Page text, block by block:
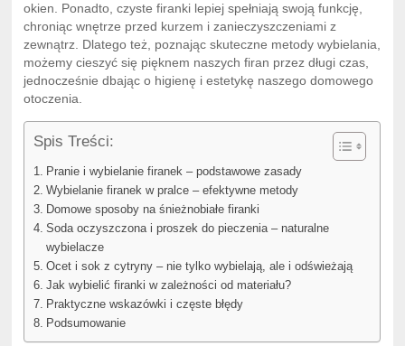
okien. Ponadto, czyste firanki lepiej spełniają swoją funkcję,
chroniąc wnętrze przed kurzem i zanieczyszczeniami z
zewnątrz. Dlatego też, poznając skuteczne metody wybielania,
możemy cieszyć się pięknem naszych firan przez długi czas,
jednocześnie dbając o higienę i estetykę naszego domowego
otoczenia.
Spis Treści:
Pranie i wybielanie firanek – podstawowe zasady
Wybielanie firanek w pralce – efektywne metody
Domowe sposoby na śnieżnobiałe firanki
Soda oczyszczona i proszek do pieczenia – naturalne
wybielacze
Ocet i sok z cytryny – nie tylko wybielają, ale i odświeżają
Jak wybielić firanki w zależności od materiału?
Praktyczne wskazówki i częste błędy
Podsumowanie